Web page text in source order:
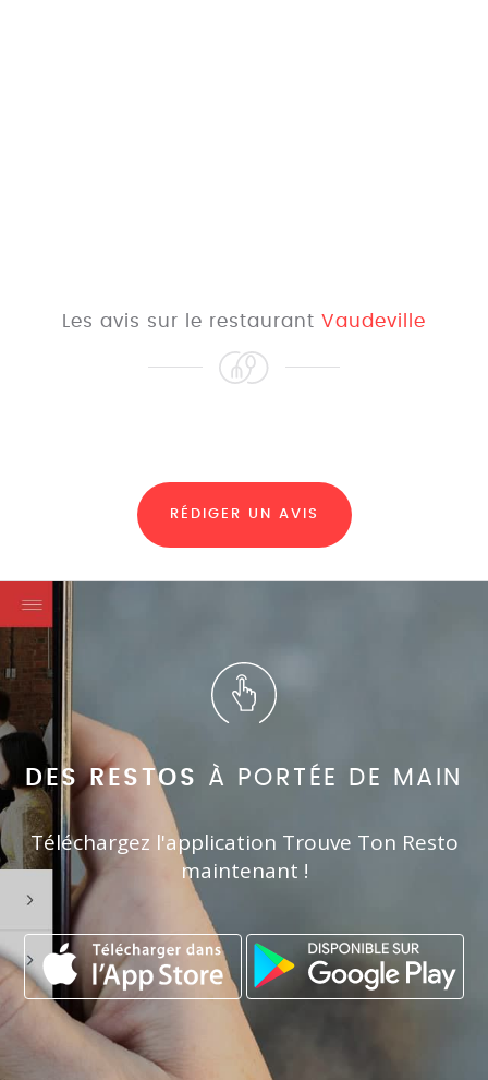
Les avis sur le restaurant Vaudeville
RÉDIGER UN AVIS
DES RESTOS À PORTÉE DE MAIN
Téléchargez l'application Trouve Ton Resto
maintenant !